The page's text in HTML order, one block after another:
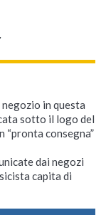
in questa
sotto il logo del
consegna”
dai negozi
capita di